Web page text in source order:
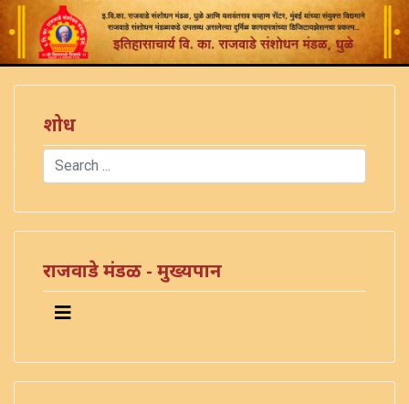
शोध
Search
राजवाडे मंडळ - मुख्यपान